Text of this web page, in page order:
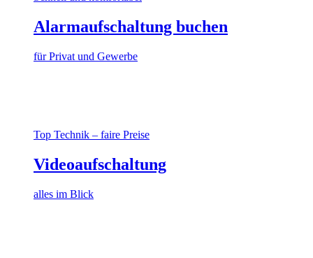
Alarmaufschaltung buchen
für Privat und Gewerbe
Top Technik – faire Preise
Videoaufschaltung
alles im Blick